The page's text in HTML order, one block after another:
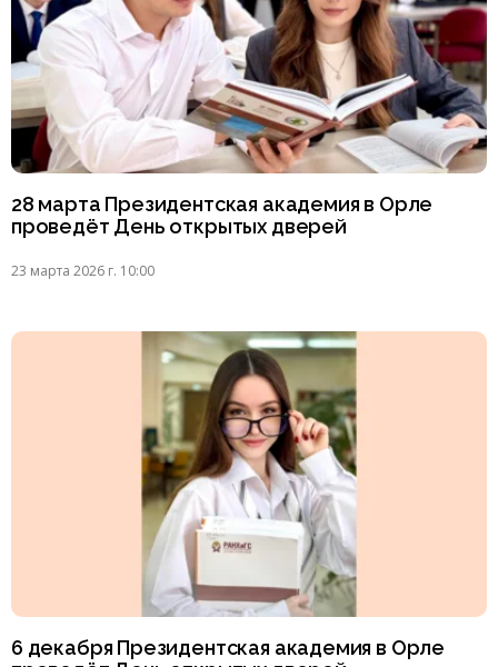
28 марта Президентская академия в Орле
проведёт День открытых дверей
23 марта 2026 г. 10:00
6 декабря Президентская академия в Орле